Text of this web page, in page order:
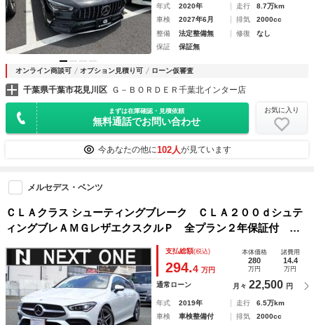
年式 2020年 走行
8.7万km
車検
2027年6月 排気
2000cc
整備
法定整備無 修復
なし
保証
保証無
オンライン商談可 オプション見積り可 ローン仮審査
千葉県千葉市花見川区 Ｇ－ＢＯＲＤＥＲ千葉北インター店
まずは在庫確認・見積依頼
無料通話でお問い合わせ
お気に入り
今あなたの他に102人が見ています
メルセデス・ベンツ
ＣＬＡクラス シューティングブレーク ＣＬＡ２００ｄシュテ
ィングブレＡＭＧレザエクスクルＰ 全プラン２年保証付 レ
ザーＥＸＣＰＫＧ サンルーフ 本革 純正ナビ地デジ全周囲
カメラ ヘッドアップディスプレイ ＢＳＭ アダプティブク
ルコン パワーシート シートヒーター パワーテールゲート
支払総額(税込)
294.4 万円
本体価格
280
万円
諸費用
14.4
万円
通常ローン 月々 22,500 円
年式 2019年 走行
6.5万km
車検
車検整備付 排気
2000cc